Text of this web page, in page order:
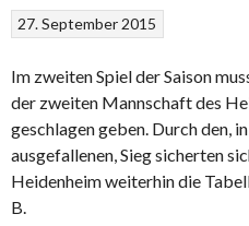
27. September 2015
Im zweiten Spiel der Saison
der zweiten Mannschaft des
geschlagen geben. Durch den,
ausgefallenen, Sieg sicherten
Heidenheim weiterhin die
B.